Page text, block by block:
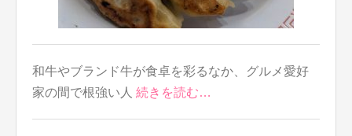
和牛やブランド牛が食卓を彩るなか、グルメ愛好
家の間で根強い人 続きを読む…